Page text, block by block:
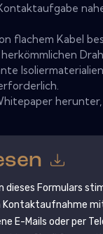
flachem Kabel
dieses Formulars
Kontaktaufnahme
E-Mails oder per